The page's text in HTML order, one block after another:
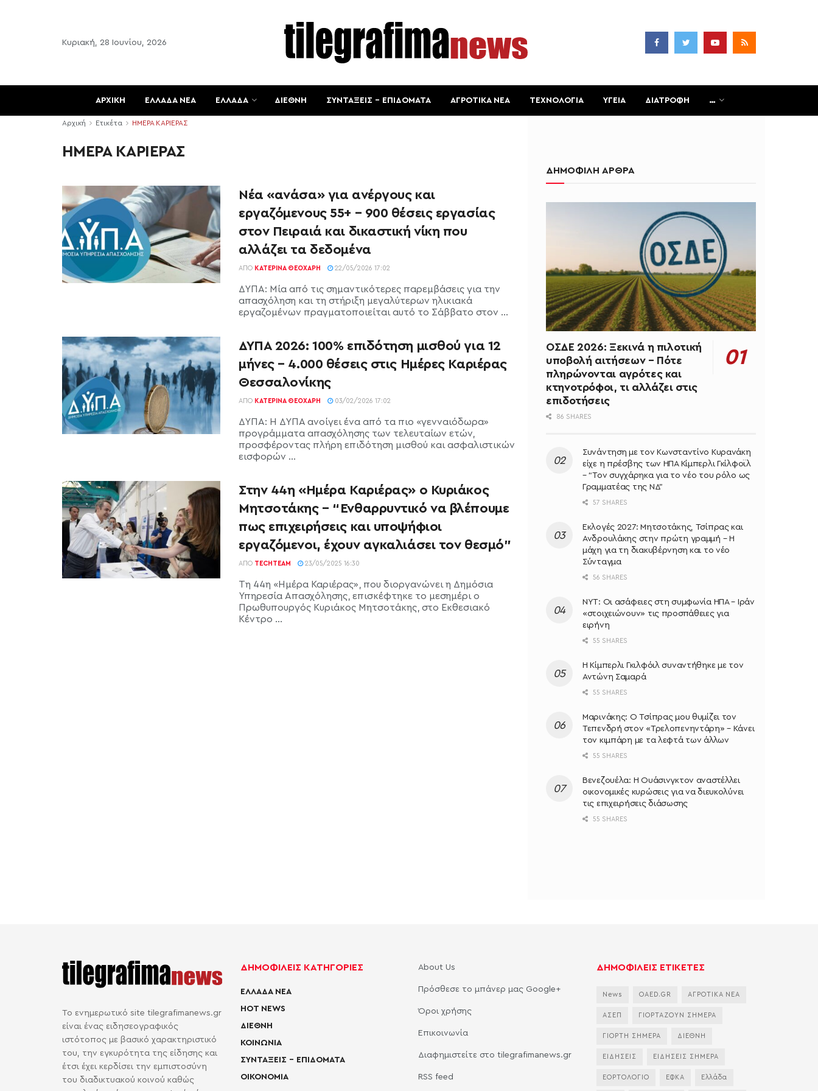
Κυριακή, 28 Ιουνίου, 2026
ΑΡΧΙΚΗ ΕΛΛΑΔΑ ΝΕΑ ΕΛΛΑΔΑ ΔΙΕΘΝΗ ΣΥΝΤΑΞΕΙΣ – ΕΠΙΔΟΜΑΤΑ ΑΓΡΟΤΙΚΑ ΝΕΑ ΤΕΧΝΟΛΟΓΙΑ ΥΓΕΙΑ ΔΙΑΤΡΟΦΗ …
Αρχική Ετικέτα ΗΜΕΡΑ ΚΑΡΙΕΡΑΣ
ΗΜΕΡΑ ΚΑΡΙΕΡΑΣ
Νέα «ανάσα» για ανέργους και
εργαζόμενους 55+ – 900 θέσεις εργασίας
στον Πειραιά και δικαστική νίκη που
αλλάζει τα δεδομένα
ΑΠΌ ΚΑΤΕΡΊΝΑ ΘΕΟΧΆΡΗ 22/05/2026 17:02
ΔΥΠΑ: Μία από τις σημαντικότερες παρεμβάσεις για την
απασχόληση και τη στήριξη μεγαλύτερων ηλικιακά
εργαζομένων πραγματοποιείται αυτό το Σάββατο στον ...
ΔΥΠΑ 2026: 100% επιδότηση μισθού για 12
μήνες – 4.000 θέσεις στις Ημέρες Καριέρας
Θεσσαλονίκης
ΑΠΌ ΚΑΤΕΡΊΝΑ ΘΕΟΧΆΡΗ 03/02/2026 17:02
ΔΥΠΑ: Η ΔΥΠΑ ανοίγει ένα από τα πιο «γενναιόδωρα»
προγράμματα απασχόλησης των τελευταίων ετών,
προσφέροντας πλήρη επιδότηση μισθού και ασφαλιστικών
εισφορών ...
Στην 44η «Ημέρα Καριέρας» ο Κυριάκος
Μητσοτάκης – “Ενθαρρυντικό να βλέπουμε
πως επιχειρήσεις και υποψήφιοι
εργαζόμενοι, έχουν αγκαλιάσει τον θεσμό”
ΑΠΌ TECHTEAM 23/05/2025 16:30
Τη 44η «Ημέρα Καριέρας», που διοργανώνει η Δημόσια
Υπηρεσία Απασχόλησης, επισκέφτηκε το μεσημέρι ο
Πρωθυπουργός Κυριάκος Μητσοτάκης, στο Εκθεσιακό
Κέντρο ...
ΔΗΜΟΦΙΛΗ ΑΡΘΡΑ
ΟΣΔΕ 2026: Ξεκινά η πιλοτική
υποβολή αιτήσεων – Πότε
πληρώνονται αγρότες και
κτηνοτρόφοι, τι αλλάζει στις
επιδοτήσεις
86 SHARES
Συνάντηση με τον Κωνσταντίνο Κυρανάκη
είχε η πρέσβης των ΗΠΑ Κίμπερλι Γκίλφοϊλ
– “Τον συγχάρηκα για το νέο του ρόλο ως
Γραμματέας της ΝΔ”
57 SHARES
Εκλογές 2027: Μητσοτάκης, Τσίπρας και
Ανδρουλάκης στην πρώτη γραμμή – Η
μάχη για τη διακυβέρνηση και το νέο
Σύνταγμα
56 SHARES
NYT: Οι ασάφειες στη συμφωνία ΗΠΑ – Ιράν
«στοιχειώνουν» τις προσπάθειες για
ειρήνη
55 SHARES
Η Κίμπερλι Γκιλφόιλ συναντήθηκε με τον
Αντώνη Σαμαρά
55 SHARES
Μαρινάκης: Ο Τσίπρας μου θυμίζει τον
Τεπενδρή στον «Τρελοπενηντάρη» – Κάνει
τον κιμπάρη με τα λεφτά των άλλων
55 SHARES
Βενεζουέλα: Η Ουάσινγκτον αναστέλλει
οικονομικές κυρώσεις για να διευκολύνει
τις επιχειρήσεις διάσωσης
55 SHARES
Το ενημερωτικό site tilegrafimanews.gr
είναι ένας ειδησεογραφικός
ιστότοπος με βασικό χαρακτηριστικό
του, την εγκυρότητα της είδησης και
έτσι έχει κερδίσει την εμπιστοσύνη
του διαδικτυακού κοινού καθώς
ΔΗΜΟΦΙΛΕΙΣ ΚΑΤΗΓΟΡΙΕΣ
ΕΛΛΑΔΑ ΝΕΑ
HOT NEWS
ΔΙΕΘΝΗ
ΚΟΙΝΩΝΙΑ
ΣΥΝΤΑΞΕΙΣ – ΕΠΙΔΟΜΑΤΑ
ΟΙΚΟΝΟΜΙΑ
About Us
Πρόσθεσε το μπάνερ μας Google+
Όροι χρήσης
Επικοινωνία
Διαφημιστείτε στο tilegrafimanews.gr
RSS feed
ΔΗΜΟΦΙΛΕΙΣ ΕΤΙΚΕΤΕΣ
News OAED.GR ΑΓΡΟΤΙΚΑ ΝΕΑ
ΑΣΕΠ ΓΙΟΡΤΑΖΟΥΝ ΣΗΜΕΡΑ
ΓΙΟΡΤΗ ΣΗΜΕΡΑ ΔΙΕΘΝΗ
ΕΙΔΗΣΕΙΣ ΕΙΔΗΣΕΙΣ ΣΗΜΕΡΑ
ΕΟΡΤΟΛΟΓΙΟ ΕΦΚΑ Ελλάδα